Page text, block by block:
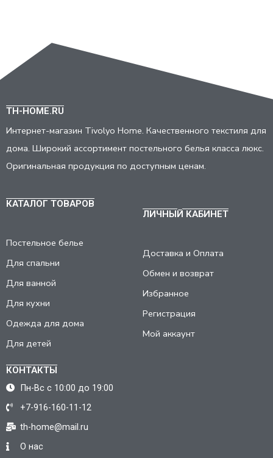
TH-HOME.RU
Интернет-магазин Tivolyo Home. Качественного текстиля для
дома. Широкий ассортимент постельного белья класса люкс.
Оригинальная продукция по доступным ценам.
КАТАЛОГ ТОВАРОВ
Постельное белье
Для спальни
Для ванной
Для кухни
Одежда для дома
Для детей
ЛИЧНЫЙ КАБИНЕТ
Доставка и Оплата
Обмен и возврат
Избранное
Регистрация
Мой аккаунт
КОНТАКТЫ
Пн-Вс с 10:00 до 19:00
+7-916-160-11-12
th-home@mail.ru
О нас